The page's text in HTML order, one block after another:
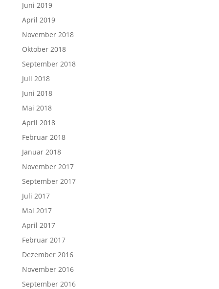
Juni 2019
April 2019
November 2018
Oktober 2018
September 2018
Juli 2018
Juni 2018
Mai 2018
April 2018
Februar 2018
Januar 2018
November 2017
September 2017
Juli 2017
Mai 2017
April 2017
Februar 2017
Dezember 2016
November 2016
September 2016